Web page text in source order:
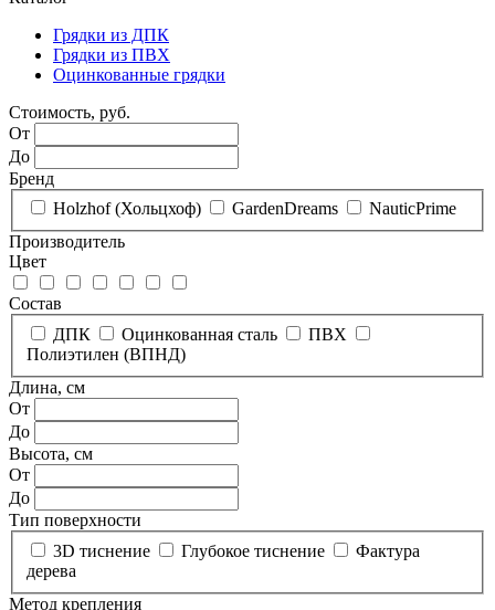
Грядки из ДПК
Грядки из ПВХ
Оцинкованные грядки
Стоимость, руб.
От
До
Бренд
Holzhof (Хольцхоф)
GardenDreams
NauticPrime
Производитель
Цвет
Состав
ДПК
Оцинкованная сталь
ПВХ
Полиэтилен (ВПНД)
Длина, см
От
До
Высота, см
От
До
Тип поверхности
3D тиснение
Глубокое тиснение
Фактура
дерева
Метод крепления